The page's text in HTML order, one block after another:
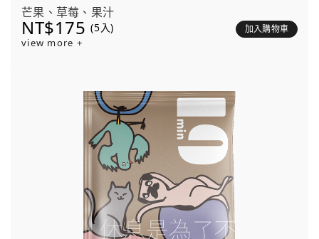
芒果、草莓、果汁
NT$175 (5入) 加入購物車
view more +